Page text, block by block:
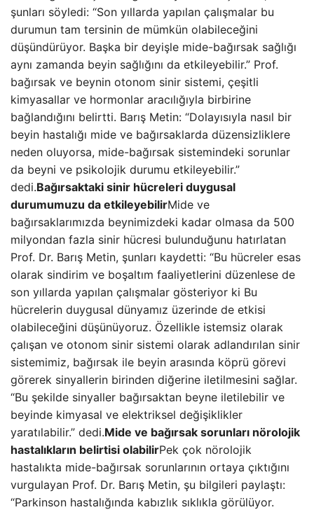
şunları söyledi: “Son yıllarda yapılan çalışmalar bu
durumun tam tersinin de mümkün olabileceğini
düşündürüyor. Başka bir deyişle mide-bağırsak sağlığı
aynı zamanda beyin sağlığını da etkileyebilir.” Prof.
bağırsak ve beynin otonom sinir sistemi, çeşitli
kimyasallar ve hormonlar aracılığıyla birbirine
bağlandığını belirtti. Barış Metin: “Dolayısıyla nasıl bir
beyin hastalığı mide ve bağırsaklarda düzensizliklere
neden oluyorsa, mide-bağırsak sistemindeki sorunlar
da beyni ve psikolojik durumu etkileyebilir.”
dedi.Bağırsaktaki sinir hücreleri duygusal
durumumuzu da etkileyebilirMide ve
bağırsaklarımızda beynimizdeki kadar olmasa da 500
milyondan fazla sinir hücresi bulunduğunu hatırlatan
Prof. Dr. Barış Metin, şunları kaydetti: “Bu hücreler esas
olarak sindirim ve boşaltım faaliyetlerini düzenlese de
son yıllarda yapılan çalışmalar gösteriyor ki Bu
hücrelerin duygusal dünyamız üzerinde de etkisi
olabileceğini düşünüyoruz. Özellikle istemsiz olarak
çalışan ve otonom sinir sistemi olarak adlandırılan sinir
sistemimiz, bağırsak ile beyin arasında köprü görevi
görerek sinyallerin birinden diğerine iletilmesini sağlar.
“Bu şekilde sinyaller bağırsaktan beyne iletilebilir ve
beyinde kimyasal ve elektriksel değişiklikler
yaratılabilir.” dedi.Mide ve bağırsak sorunları nörolojik
hastalıkların belirtisi olabilirPek çok nörolojik
hastalıkta mide-bağırsak sorunlarının ortaya çıktığını
vurgulayan Prof. Dr. Barış Metin, şu bilgileri paylaştı:
“Parkinson hastalığında kabızlık sıklıkla görülüyor.